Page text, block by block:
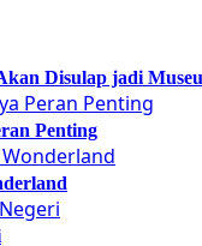
Disulap jadi
Penting